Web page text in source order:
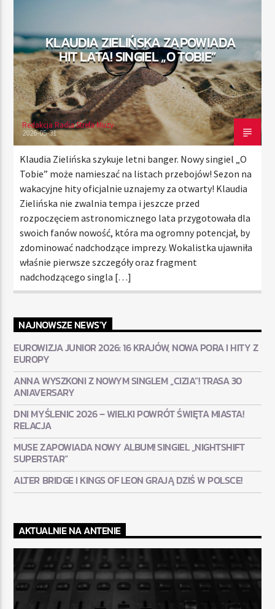
TERAZ
RADIO STREFA MUZY
00:00 24:00
Radio Strefa Muzy
KLAUDIA ZIELIŃSKA ZAPOWIADA
HIT LATA! SINGIEL „O TOBIE”
Redakcja Radia Strefa Muzy
2026-05-31
Klaudia Zielińska szykuje letni banger. Nowy singiel „O
Tobie” może namieszać na listach przebojów! Sezon na
wakacyjne hity oficjalnie uznajemy za otwarty! Klaudia
Zielińska nie zwalnia tempa i jeszcze przed
rozpoczęciem astronomicznego lata przygotowała dla
swoich fanów nowość, która ma ogromny potencjał, by
zdominować nadchodzące imprezy. Wokalistka ujawniła
właśnie pierwsze szczegóły oraz fragment
nadchodzącego singla […]
NAJNOWSZE NEWS'Y
EUROWIZJA JUNIOR 2026: 16 KRAJÓW, NOWA PORA I HITY Z
EUROPY
ANNA WYSZKONI Z NOWYM SINGLEM „CIZIA”! TRASA 30
ANIAVERSARY
DNI MYŚLENIC 2026 – WIELKI POWRÓT ŚWIĘTA MIASTA!
RELACJA
MUSE ZAPOWIADA NOWY ALBUM! SINGIEL „NIGHTSHIFT
SUPERSTAR”
ALTER BRIDGE I KINGS OF LEON GRAJĄ DZIŚ W POLSCE!
AKTUALNIE NA ANTENIE